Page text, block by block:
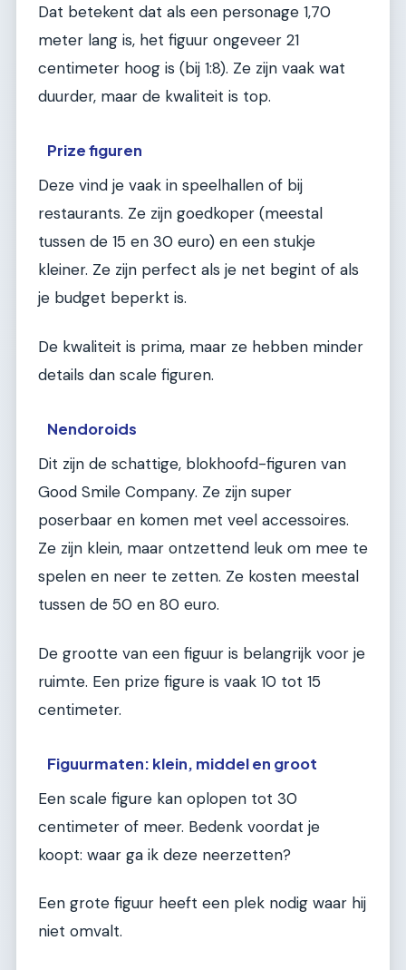
Dat betekent dat als een personage 1,70
meter lang is, het figuur ongeveer 21
centimeter hoog is (bij 1:8). Ze zijn vaak wat
duurder, maar de kwaliteit is top.
Prize figuren
Deze vind je vaak in speelhallen of bij
restaurants. Ze zijn goedkoper (meestal
tussen de 15 en 30 euro) en een stukje
kleiner. Ze zijn perfect als je net begint of als
je budget beperkt is.
De kwaliteit is prima, maar ze hebben minder
details dan scale figuren.
Nendoroids
Dit zijn de schattige, blokhoofd-figuren van
Good Smile Company. Ze zijn super
poserbaar en komen met veel accessoires.
Ze zijn klein, maar ontzettend leuk om mee te
spelen en neer te zetten. Ze kosten meestal
tussen de 50 en 80 euro.
De grootte van een figuur is belangrijk voor je
ruimte. Een prize figure is vaak 10 tot 15
centimeter.
Figuurmaten: klein, middel en groot
Een scale figure kan oplopen tot 30
centimeter of meer. Bedenk voordat je
koopt: waar ga ik deze neerzetten?
Een grote figuur heeft een plek nodig waar hij
niet omvalt.